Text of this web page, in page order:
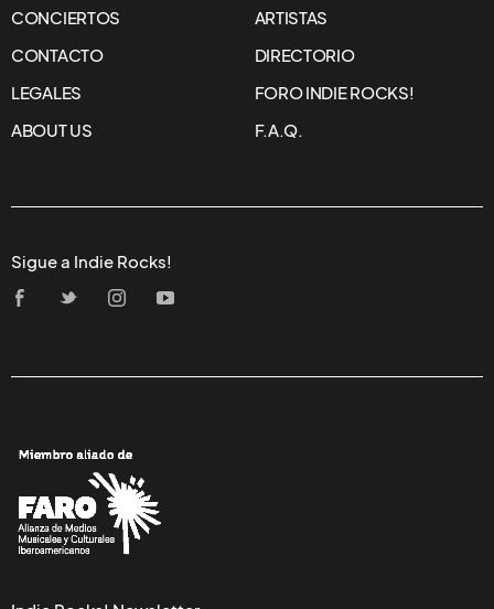
CONCIERTOS
ARTISTAS
CONTACTO
DIRECTORIO
LEGALES
FORO INDIE ROCKS!
ABOUT US
F.A.Q.
Sigue a Indie Rocks!